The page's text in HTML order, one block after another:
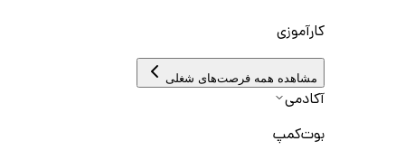
کارآموزی
مشاهده همه فرصت‌های شغلی
آکادمی
بوت‌کمپ